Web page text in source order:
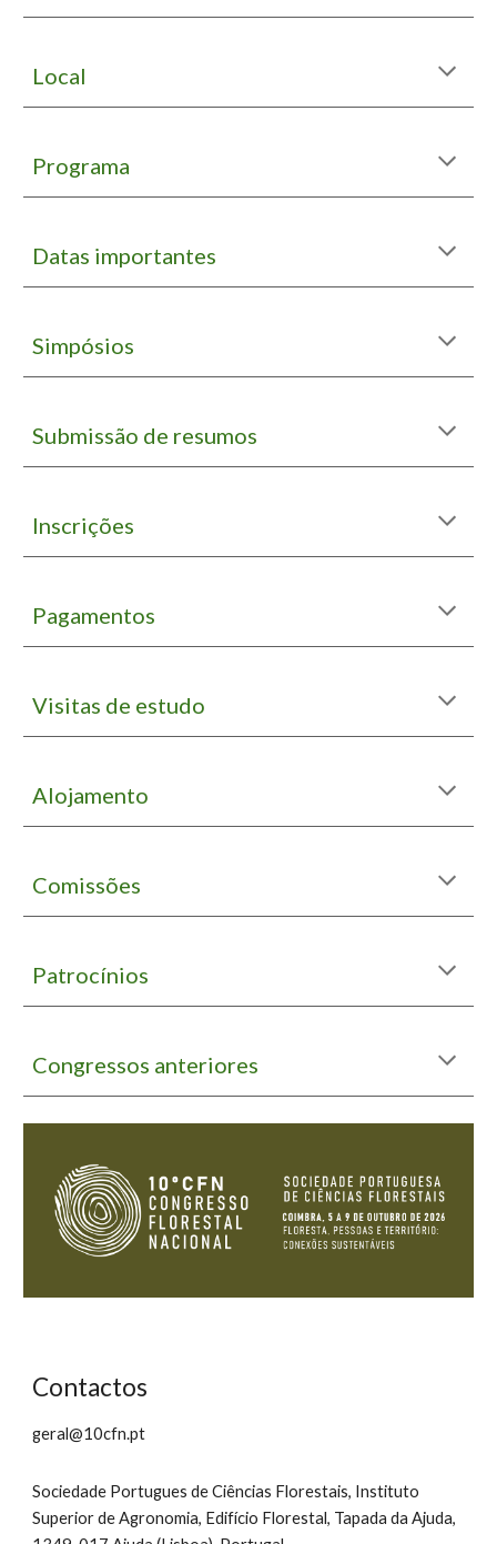
Local
Programa
Datas importantes
Simpósios
Submissão de resumos
Inscrições
Pagamentos
Visitas de estudo
Alojamento
Comissões
Patrocínios
Congressos anteriores
Contactos
geral@10cfn.pt
Sociedade Portugues de Ciências Florestais, Instituto
Superior de Agronomia, Edifício Florestal, Tapada da Ajuda,